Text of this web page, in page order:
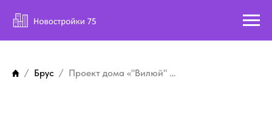
Брус Проект дома «"Вилюй" с гаражом»